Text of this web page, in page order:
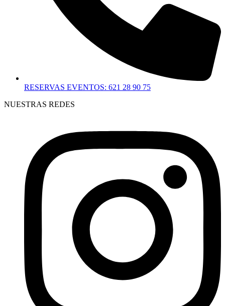
RESERVAS EVENTOS: 621 28 90 75
NUESTRAS REDES